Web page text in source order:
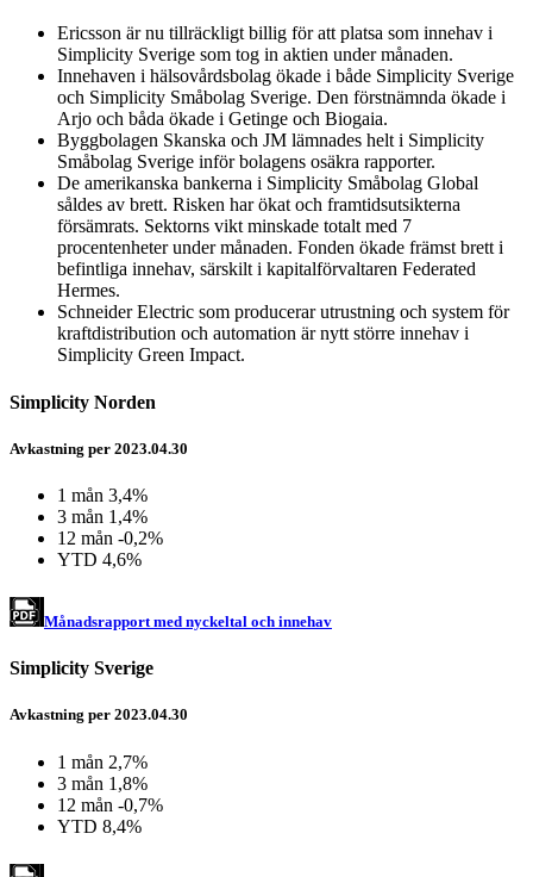
Ericsson är nu tillräckligt billig för att platsa som innehav i
Simplicity Sverige som tog in aktien under månaden.
Innehaven i hälsovårdsbolag ökade i både Simplicity Sverige
och Simplicity Småbolag Sverige. Den förstnämnda ökade i
Arjo och båda ökade i Getinge och Biogaia.
Byggbolagen Skanska och JM lämnades helt i Simplicity
Småbolag Sverige inför bolagens osäkra rapporter.
De amerikanska bankerna i Simplicity Småbolag Global
såldes av brett. Risken har ökat och framtidsutsikterna
försämrats. Sektorns vikt minskade totalt med 7
procentenheter under månaden. Fonden ökade främst brett i
befintliga innehav, särskilt i kapitalförvaltaren Federated
Hermes.
Schneider Electric som producerar utrustning och system för
kraftdistribution och automation är nytt större innehav i
Simplicity Green Impact.
Simplicity Norden
Avkastning per 2023.04.30
1 mån 3,4%
3 mån 1,4%
12 mån -0,2%
YTD 4,6%
Månadsrapport med nyckeltal och innehav
Simplicity Sverige
Avkastning per 2023.04.30
1 mån 2,7%
3 mån 1 ,8%
12 mån -0,7%
YTD 8,4%